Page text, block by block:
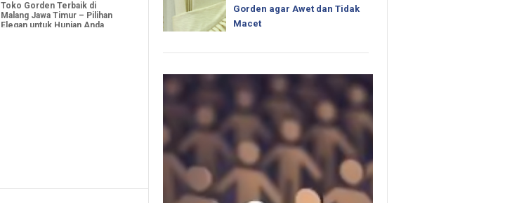
Toko Gorden Terbaik di
Malang Jawa Timur – Pilihan
Elegan untuk Hunian Anda
Gorden agar Awet dan Tidak
Macet